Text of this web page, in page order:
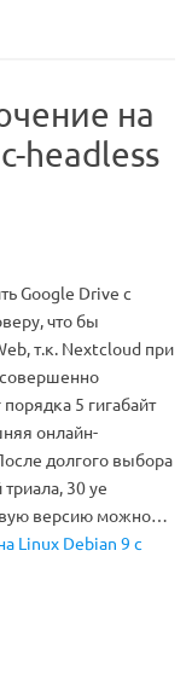
на
headless
Google Drive с
что бы
т.к. Nextcloud при
5 гигабайт
онлайн-
долгого выбора
30 уе
версию можно…
Linux Debian 9 с